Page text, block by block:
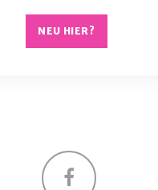
NEU HIER?
Facebook